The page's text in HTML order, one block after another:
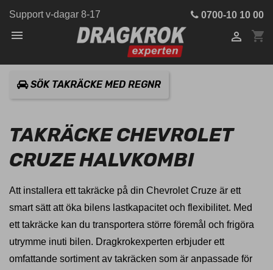
Support v-dagar 8-17 0700-10 10 00
 shopping_cart

SÖK TAKRÄCKE MED REGNR
TAKRÄCKE CHEVROLET
CRUZE HALVKOMBI
Att installera ett takräcke på din Chevrolet Cruze är ett
smart sätt att öka bilens lastkapacitet och flexibilitet. Med
ett takräcke kan du transportera större föremål och frigöra
utrymme inuti bilen. Dragkrokexperten erbjuder ett
omfattande sortiment av takräcken som är anpassade för